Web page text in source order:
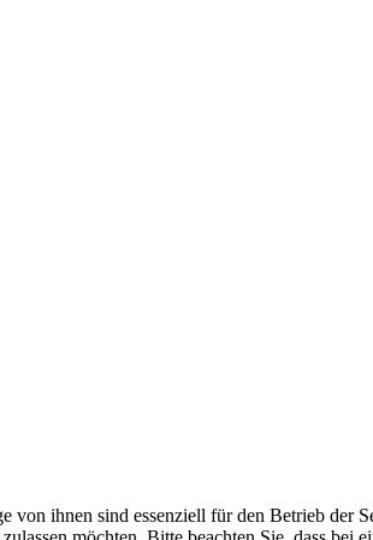
von ihnen sind essenziell für den Betrieb der